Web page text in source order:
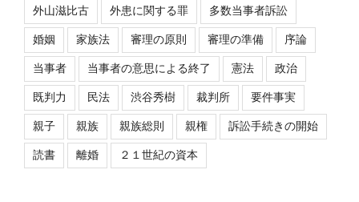
外山滋比古 外患に関する罪 多数当事者訴訟
婚姻 家族法 審理の原則 審理の準備 序論
当事者 当事者の意思による終了 憲法 政治
既判力 民法 渋谷秀樹 裁判所 要件事実
親子 親族 親族総則 親権 訴訟手続きの開始
読書 離婚 ２１世紀の資本